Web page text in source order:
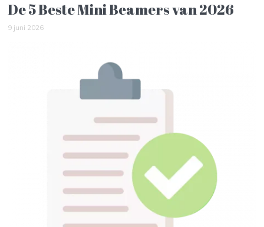
De 5 Beste Mini Beamers van 2026
9 juni 2026